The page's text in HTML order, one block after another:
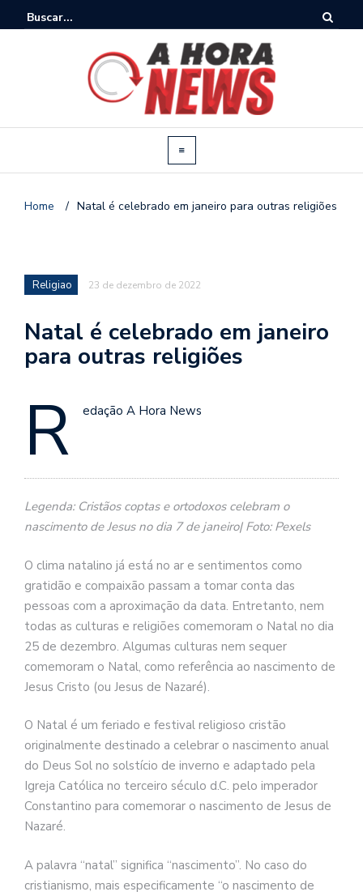
Home / Natal é celebrado em janeiro para outras religiões
Religiao 23 de dezembro de 2022
Natal é celebrado em janeiro
para outras religiões
R edação A Hora News
Legenda: Cristãos coptas e ortodoxos celebram o
nascimento de Jesus no dia 7 de janeiro| Foto: Pexels
O clima natalino já está no ar e sentimentos como
gratidão e compaixão passam a tomar conta das
pessoas com a aproximação da data. Entretanto, nem
todas as culturas e religiões comemoram o Natal no dia
25 de dezembro. Algumas culturas nem sequer
comemoram o Natal, como referência ao nascimento de
Jesus Cristo (ou Jesus de Nazaré).
O Natal é um feriado e festival religioso cristão
originalmente destinado a celebrar o nascimento anual
do Deus Sol no solstício de inverno e adaptado pela
Igreja Católica no terceiro século d.C. pelo imperador
Constantino para comemorar o nascimento de Jesus de
Nazaré.
A palavra “natal” significa “nascimento”. No caso do
cristianismo, mais especificamente “o nascimento de